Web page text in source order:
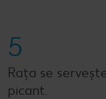
5
Rața se
picant.